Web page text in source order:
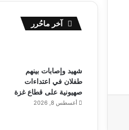
آخر ماحُرر
شهيد وإصابات بينهم
طفلان في اعتداءات
صهيونية على قطاع غزة
أغسطس 8, 2026